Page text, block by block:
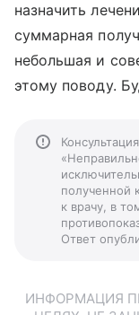
назначить
суммарная
небольшая и
этому поводу.
полученной
к врачу, в
Ответ
ИНФОРМАЦИЯ